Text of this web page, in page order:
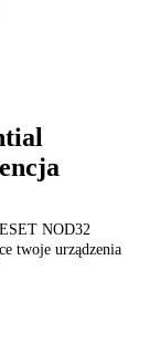
ESET NOD32
twoje urządzenia